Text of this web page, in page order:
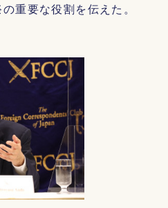
重要な役割を伝えた。